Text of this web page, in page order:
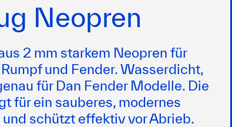
Neopren
2 mm starkem Neopren für
und Fender. Wasserdicht,
für Dan Fender Modelle. Die
für ein sauberes, modernes
schützt effektiv vor Abrieb.